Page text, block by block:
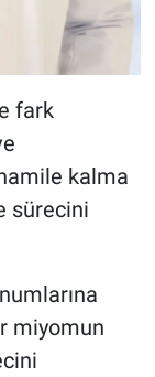
fark
kalma
sürecini
miyomun